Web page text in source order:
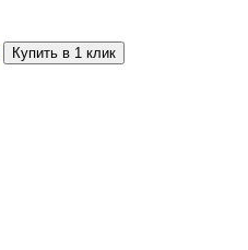
Купить в 1 клик